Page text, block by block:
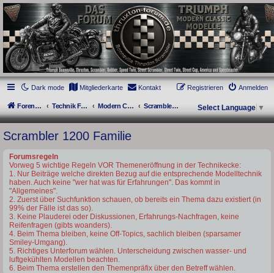
thruxton-forum.de
DAS FORUM! Alles rund um die Triumph Modern Classic Modelle. Das Forum für
die New Bonneville Baureihen ab BJ 2001. Triumph Bonneville, Thruxton,
Scrambler, Bobber, Speed Twin, Street Scrambler, Street Twin, Street Cup, America
und Speedmaster.
Dark mode
Mitgliederkarte Kontakt Anmelden
Registrieren
Foren-Übersicht Technik Forum Modern Classics - Baujahre ab 2016 [LC] Scrambler 1200 Familie Select Language ▼
Scrambler 1200 Familie
Forumsregeln
Vorweg 5 wichtige Regeln VOR Themeneröffnung in der Technikecke:
1. Nur Beiträge welche direkten Bezug auf die entsprechende Modelltechnik
haben. Auch keine "wer hat was für Erfahrungen". Das kommt in
"Allgemeines".
2. Zuerst über Suchfunktion schauen, ob bereits ein Thema dazu existiert (in
99% der Fälle ist das so).
3. Keine Plauderei oder Diskussionen, Erfahrungs-Nachfragen, keine
Reifenfragen (gibts woanders).
4. Beim Thema bleiben, keine Off-Topics, sachlich bleiben (sparsamer
Smiley-Umgang).
5. Richtiges Unterforum wählen. Unterscheidung zwischen wasser- und
luftgekühlten Modellen beachten.
6. Beim Thema erstellen den Themenpräfix über den Betreff wählen.